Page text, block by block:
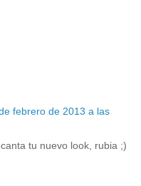
febrero de 2013 a las
tu nuevo look, rubia ;)